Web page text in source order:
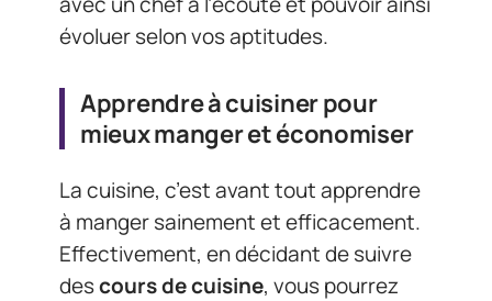
évoluer selon vos aptitudes.
Apprendre à cuisiner pour
mieux manger et économiser
La cuisine, c’est avant tout apprendre
à manger sainement et efficacement.
Effectivement, en décidant de suivre
descours de cuisine, vous pourrez